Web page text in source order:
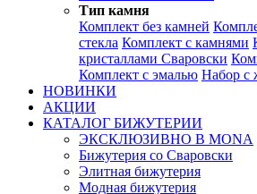
Тип камня
Комплект без камней
стекла Комплект с камнями
кристаллами Сваровски
Комплект с эмалью Набор с
НОВИНКИ
АКЦИИ
КАТАЛОГ БИЖУТЕРИИ
ЭКСКЛЮЗИВНО В MONA
Бижутерия со Сваровски
Элитная бижутерия
Модная бижутерия